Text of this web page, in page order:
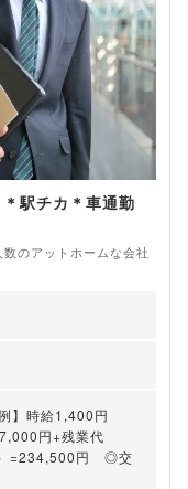
駅チカ＊車通勤
のアットホームな会社
】時給1,400円
円+残業代
=234,500円 ◎交